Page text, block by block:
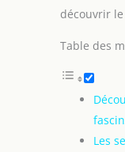
découvrir
Table des
Les